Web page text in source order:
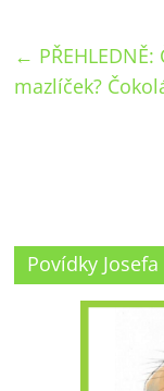
←
mazlíček?
Povídky